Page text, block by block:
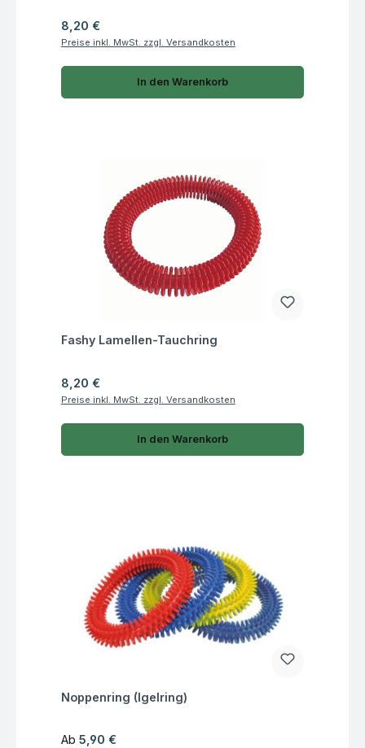
Regulärer Preis:
8,20 €
Preise inkl. MwSt. zzgl. Versandkosten
In den Warenkorb
Fragen zum Artikel
Fashy Lamellen-Tauchring
Regulärer Preis:
8,20 €
Preise inkl. MwSt. zzgl. Versandkosten
In den Warenkorb
Fragen zum Artikel
Noppenring (Igelring)
Regulärer Preis:
Ab 5,90 €